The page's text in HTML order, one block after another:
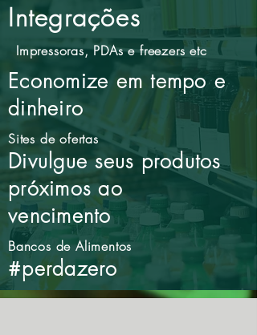
Integrações
Impressoras, PDAs e freezers etc
Economize em tempo e
dinheiro
Sites de ofertas
Divulgue seus produtos
próximos ao
vencimento
Bancos de Alimentos
#perdazero